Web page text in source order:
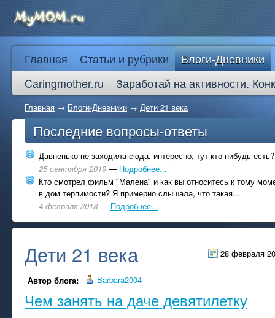
Главная Статьи и рубрики
Блоги-Дневники
Caringmother.ru
Заработай на активности.
Главная → Блоги-Дневники → Дети 21 века
Последние вопросы-ответы
Давненько не заходила сюда, интересно, тут кто-нибудь есть?
25 сентября 2019 — Подробнее...
Кто смотрел фильм "Малена" и как вы относитесь к тому
в дом терпимости? Я примерно слышала, что такая...
4 февраля 2018 — Подробнее...
28 февраля
Дети 21 века
Автор блога: Barbara2004
Чем занять на даче девятилетку